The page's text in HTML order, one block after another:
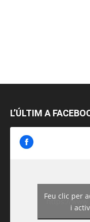
L’ÚLTIM A
https://
Feu clic per
i